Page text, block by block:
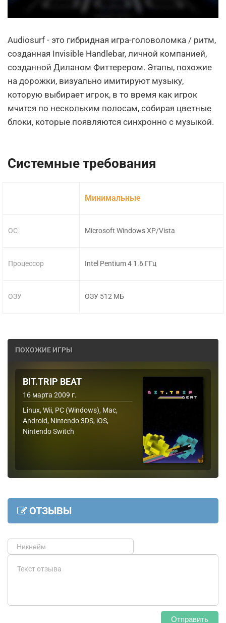
Audiosurf - это гибридная игра-головоломка / ритм,
созданная Invisible Handlebar, личной компанией,
созданной Диланом Фиттерером. Этапы, похожие
на дорожки, визуально имитируют музыку,
которую выбирает игрок, в то время как игрок
мчится по нескольким полосам, собирая цветные
блоки, которые появляются синхронно с музыкой.
Системные требования
ОС
Процессор
ОЗУ
Минимальные
Microsoft Windows XP/Vista
Intel Pentium 4 1.6 ГГц
ОЗУ 512 МБ
ПОХОЖИЕ ИГРЫ
BIT.TRIP BEAT
16 марта 2009 г.
Linux, Wii, PC (Windows), Mac,
Android, Nintendo 3DS, iOS,
Nintendo Switch
ОТЗЫВЫ
Отправить